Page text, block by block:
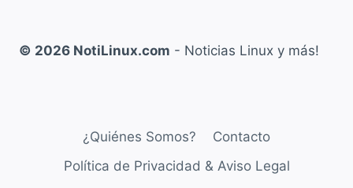
Y
© 2026 NotiLinux.com - Noticias Linux y más!
¿Quiénes Somos?
Contacto
Política de Privacidad & Aviso Legal